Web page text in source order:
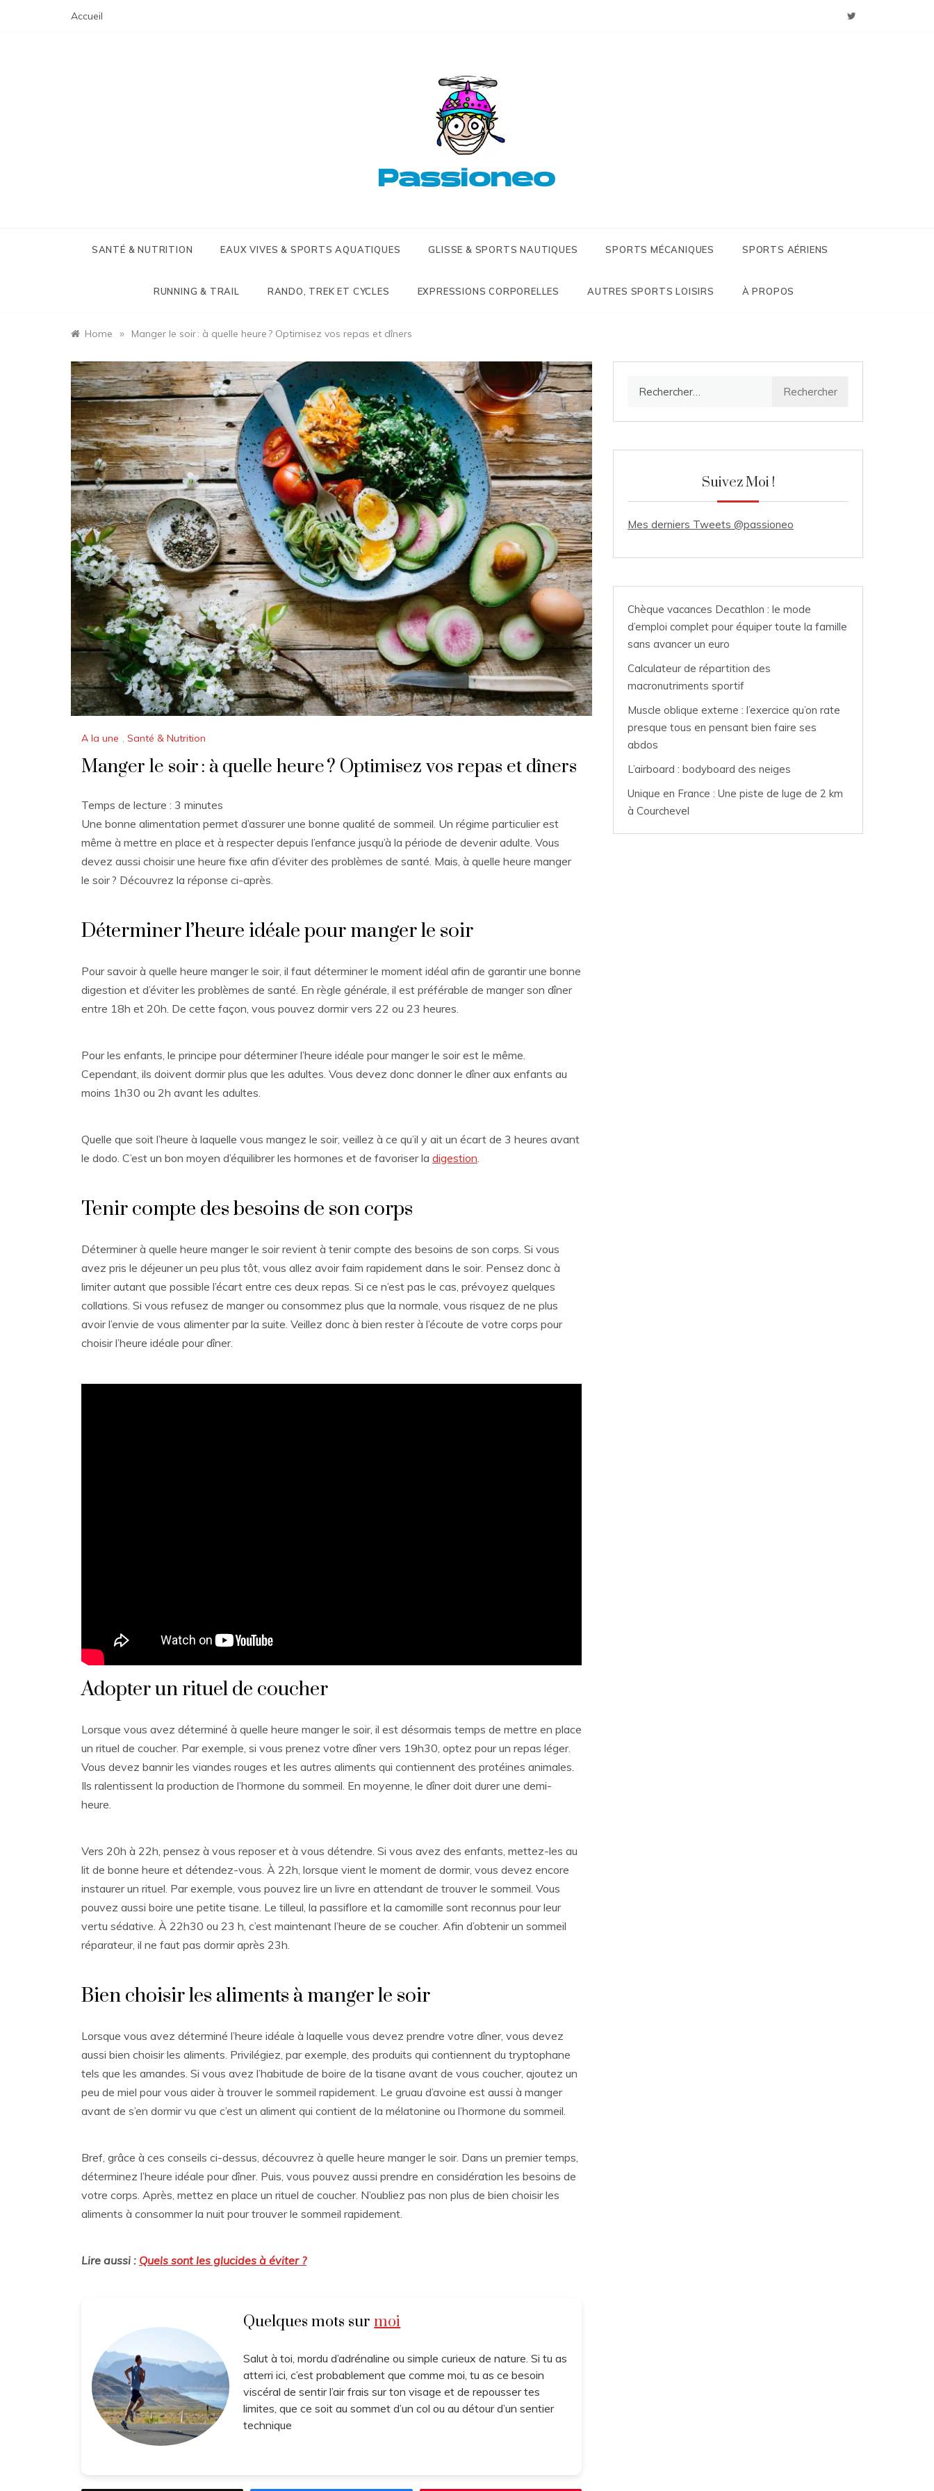
Accueil
SANTÉ & NUTRITION EAUX VIVES & SPORTS AQUATIQUES GLISSE & SPORTS NAUTIQUES SPORTS MÉCANIQUES SPORTS AÉRIENS
RUNNING & TRAIL RANDO, TREK ET CYCLES EXPRESSIONS CORPORELLES AUTRES SPORTS LOISIRS À PROPOS
Home » Manger le soir : à quelle heure ? Optimisez vos repas et dîners
A la une , Santé & Nutrition
Manger le soir : à quelle heure ? Optimisez vos repas et dîners
Temps de lecture : 3 minutes
Une bonne alimentation permet d’assurer une bonne qualité de sommeil. Un régime particulier est
même à mettre en place et à respecter depuis l’enfance jusqu’à la période de devenir adulte. Vous
devez aussi choisir une heure fixe afin d’éviter des problèmes de santé. Mais, à quelle heure manger
le soir ? Découvrez la réponse ci-après.
Déterminer l’heure idéale pour manger le soir
Pour savoir à quelle heure manger le soir, il faut déterminer le moment idéal afin de garantir une bonne
digestion et d’éviter les problèmes de santé. En règle générale, il est préférable de manger son dîner
entre 18h et 20h. De cette façon, vous pouvez dormir vers 22 ou 23 heures.
Pour les enfants, le principe pour déterminer l’heure idéale pour manger le soir est le même.
Cependant, ils doivent dormir plus que les adultes. Vous devez donc donner le dîner aux enfants au
moins 1h30 ou 2h avant les adultes.
Quelle que soit l’heure à laquelle vous mangez le soir, veillez à ce qu’il y ait un écart de 3 heures avant
le dodo. C’est un bon moyen d’équilibrer les hormones et de favoriser la digestion
Tenir compte des besoins de son corps
Déterminer à quelle heure manger le soir revient à tenir compte des besoins de son corps. Si vous
avez pris le déjeuner un peu plus tôt, vous allez avoir faim rapidement dans le soir. Pensez donc à
limiter autant que possible l’écart entre ces deux repas. Si ce n’est pas le cas, prévoyez quelques
collations. Si vous refusez de manger ou consommez plus que la normale, vous risquez de ne plus
avoir l’envie de vous alimenter par la suite. Veillez donc à bien rester à l’écoute de votre corps pour
choisir l’heure idéale pour dîner.
Adopter un rituel de coucher
Lorsque vous avez déterminé à quelle heure manger le soir, il est désormais temps de mettre en place
un rituel de coucher. Par exemple, si vous prenez votre dîner vers 19h30, optez pour un repas léger.
Vous devez bannir les viandes rouges et les autres aliments qui contiennent des protéines animales.
Ils ralentissent la production de l’hormone du sommeil. En moyenne, le dîner doit durer une demi-
heure.
Vers 20h à 22h, pensez à vous reposer et à vous détendre. Si vous avez des enfants, mettez-les au
lit de bonne heure et détendez-vous. À 22h, lorsque vient le moment de dormir, vous devez encore
instaurer un rituel. Par exemple, vous pouvez lire un livre en attendant de trouver le sommeil. Vous
pouvez aussi boire une petite tisane. Le tilleul, la passiflore et la camomille sont reconnus pour leur
vertu sédative. À 22h30 ou 23 h, c’est maintenant l’heure de se coucher. Afin d’obtenir un sommeil
réparateur, il ne faut pas dormir après 23h.
Bien choisir les aliments à manger le soir
Lorsque vous avez déterminé l’heure idéale à laquelle vous devez prendre votre dîner, vous devez
aussi bien choisir les aliments. Privilégiez, par exemple, des produits qui contiennent du tryptophane
tels que les amandes. Si vous avez l’habitude de boire de la tisane avant de vous coucher, ajoutez un
peu de miel pour vous aider à trouver le sommeil rapidement. Le gruau d’avoine est aussi à manger
avant de s’en dormir vu que c’est un aliment qui contient de la mélatonine ou l’hormone du sommeil.
Bref, grâce à ces conseils ci-dessus, découvrez à quelle heure manger le soir. Dans un premier temps,
déterminez l’heure idéale pour dîner. Puis, vous pouvez aussi prendre en considération les besoins de
votre corps. Après, mettez en place un rituel de coucher. N’oubliez pas non plus de bien choisir les
aliments à consommer la nuit pour trouver le sommeil rapidement.
Lire aussi : Quels sont les glucides à éviter ?
Quelques mots surmoi
Salut à toi, mordu d’adrénaline ou simple curieux de nature. Si tu as
atterri ici, c’est probablement que comme moi, tu as ce besoin
viscéral de sentir l’air frais sur ton visage et de repousser tes
limites, que ce soit au sommet d’un col ou au détour d’un sentier
technique
Suivez Moi !
Mes derniers Tweets @passioneo
Chèque vacances Decathlon : le mode
d’emploi complet pour équiper toute la famille
sans avancer un euro
Calculateur de répartition des
macronutriments sportif
Muscle oblique externe : l’exercice qu’on rate
presque tous en pensant bien faire ses
abdos
L’airboard : bodyboard des neiges
Unique en France : Une piste de luge de 2 km
à Courchevel